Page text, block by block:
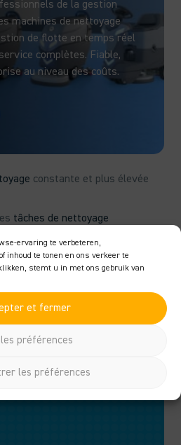
ervaring te verbeteren,
inhoud te tonen en ons verkeer te
stemt u in met ons gebruik van
et fermer
préférences
les préférences
de la gestion
machines de nettoyage
de flotte en temps réel
complètes. Fiable,
au niveau des coûts.
constante et plus élevée
tâches de nettoyage
à la technologie intelligente
RB Lijnden ,